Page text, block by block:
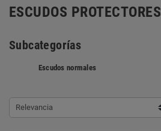
ESCUDOS PROTECTORES
Subcategorías
Escudos normales
Relevancia